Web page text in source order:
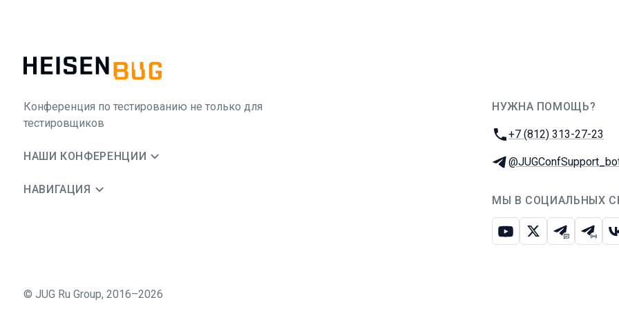
Конференция по тестированию не только для
тестировщиков
НАШИ КОНФЕРЕНЦИИ
НАВИГАЦИЯ
НУЖНА ПОМОЩЬ?
Телефон:
+7 (812) 313-27-23
Телеграм:
МЫ В СОЦИАЛЬНЫХ
ЮтубИкс Телеграм-
© JUG Ru Group, 2016–2026